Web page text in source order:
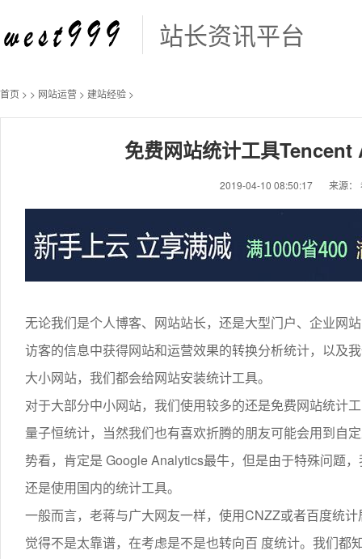
站长资讯平台
首页 > > 网站运营 > 建站经验 >
免费网站统计工具
2019-04-10 08:50:17 来源：
无论我们是个人博客、网站站长，还是大型门户、企业网
访客的信息中获得网站和运营效果的转换分析统计，以及
大小网站，我们都会给网站安装统计工具。
对于大部分中小网站，我们使用较多的还是免费网站统计
量子恒统计，当然我们也有喜欢折腾的朋友可能会用到自
势看，肯定是 Google Analytics最牛，但是由于特殊问题
还是使用国内的统计工具。
一般而言，老蒋与广大网友一样，使用CNZZ或者百度统
觉得不是太靠谱，在考虑是不是也转向百 度统计。我们